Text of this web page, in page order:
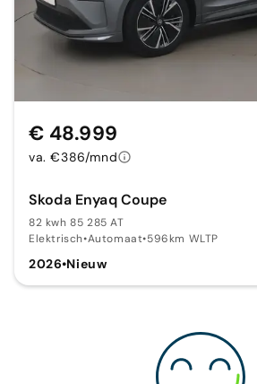
Skoda Enyaq Coupe
82 kwh 85 285 AT
Elektrisch•Automaat•596km WLTP
2026•Nieuw
€ 48.999
va. €386/mnd